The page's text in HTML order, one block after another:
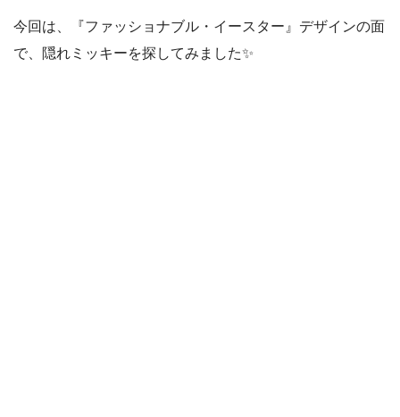
今回は、『ファッショナブル・イースター』デザインの面
で、隠れミッキーを探してみました✨